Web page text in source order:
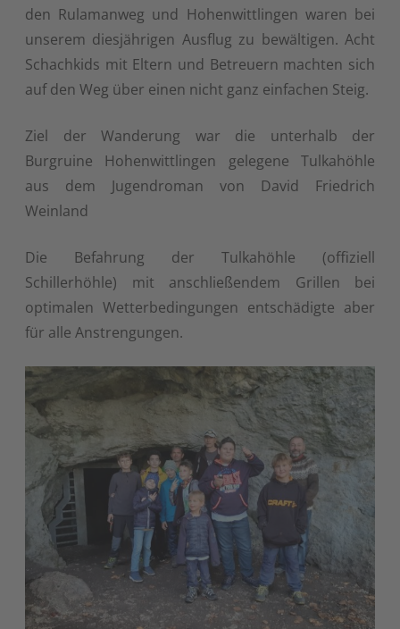
den Rulamanweg und Hohenwittlingen waren bei
unserem diesjährigen Ausflug zu bewältigen. Acht
Schachkids mit Eltern und Betreuern machten sich
auf den Weg über einen nicht ganz einfachen Steig.
Ziel der Wanderung war die unterhalb der
Burgruine Hohenwittlingen gelegene Tulkahöhle
aus dem Jugendroman von David Friedrich
Weinland
Die Befahrung der Tulkahöhle (offiziell
Schillerhöhle) mit anschließendem Grillen bei
optimalen Wetterbedingungen entschädigte aber
für alle Anstrengungen.